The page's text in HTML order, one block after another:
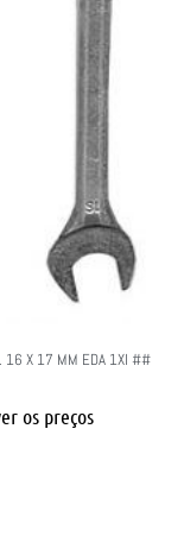
16 X 17 MM EDA 1XI ##
os preços